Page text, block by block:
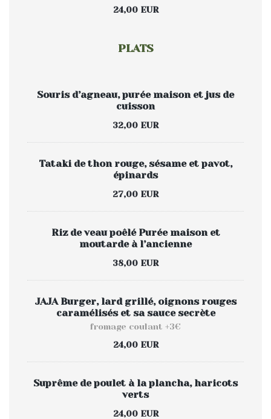
24,00 EUR
PLATS
Souris d’agneau, purée maison et jus de
cuisson
32,00 EUR
Tataki de thon rouge, sésame et pavot,
épinards
27,00 EUR
Riz de veau poêlé Purée maison et
moutarde à l’ancienne
38,00 EUR
JAJA Burger, lard grillé, oignons rouges
caramélisés et sa sauce secrète
fromage coulant +3€
24,00 EUR
Suprême de poulet à la plancha, haricots
verts
24,00 EUR